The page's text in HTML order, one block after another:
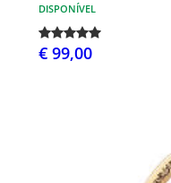
DISPONÍVEL
€ 99,00